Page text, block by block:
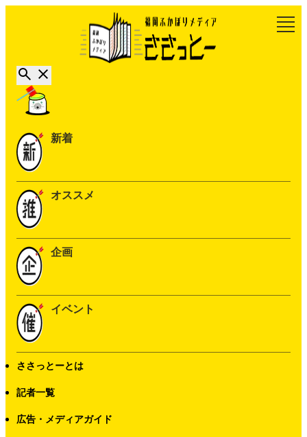
新着
オススメ
企画
イベント
ささっとーとは
記者一覧
広告・メディアガイド